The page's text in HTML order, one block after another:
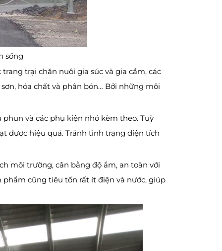
sống
trại chăn nuôi gia súc và gia cầm, các
hóa chất và phân bón… Bởi những môi
và các phụ kiện nhỏ kèm theo. Tuỳ
được hiệu quả. Tránh tình trạng diện tích
môi trường, cân bằng độ ẩm, an toàn với
phẩm cũng tiêu tốn rất ít điện và nước, giúp